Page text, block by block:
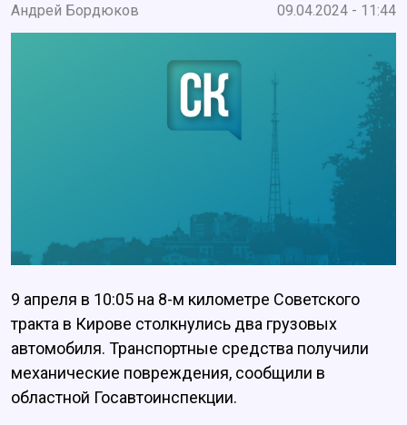
Андрей Бордюков 09.04.2024 - 11:44
9 апреля в 10:05 на 8-м километре Советского
тракта в Кирове столкнулись два грузовых
автомобиля. Транспортные средства получили
механические повреждения, сообщили в
областной Госавтоинспекции.